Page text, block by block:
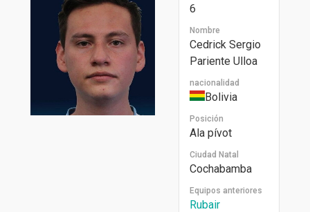
6
Nombre
Cedrick Sergio
Pariente Ulloa
nacionalidad
Bolivia
Posición
Ala pívot
Ciudad Natal
Cochabamba
Equipos anteriores
Rubair